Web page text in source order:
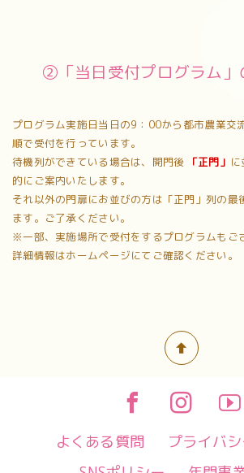
②「当日受付プログラム」
プログラム実施日当日の9：00から都市農業交
順で受付を行っています。
待機列ができている場合は、開門後 「正門」
的にご案内いたします。
それ以外の門扉にお並びの方は「正門」列の最
ます。ご了承ください。
※一部、実施場所で受付をするプログラムもご
詳細情報はホームページにてご確認ください。
よくある質問
プライバ